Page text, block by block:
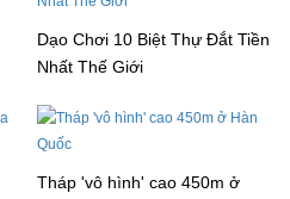
Dạo Chơi 10 Biệt Thự Đắt Tiền
Nhất Thế Giới
Tháp 'vô hình' cao 450m ở